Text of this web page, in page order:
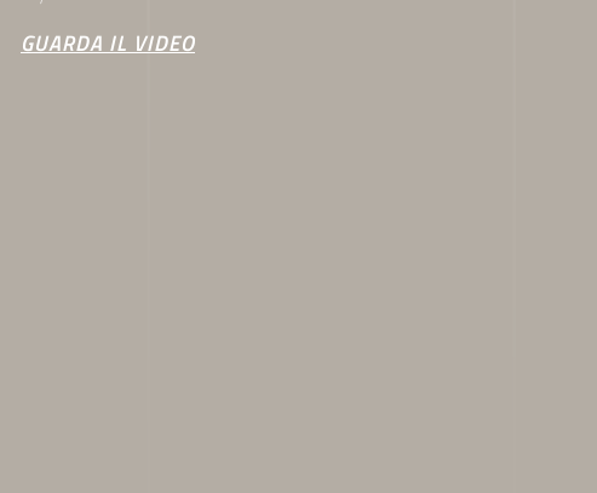
GUARDA IL VIDEO